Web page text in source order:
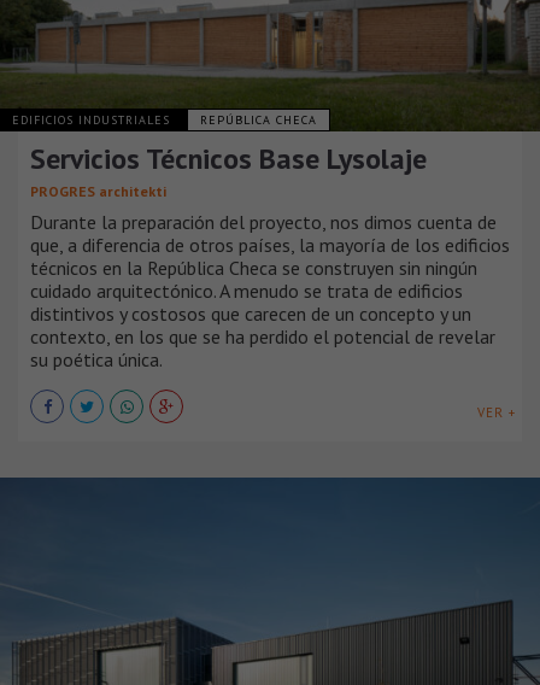
EDIFICIOS INDUSTRIALES REPÚBLICA CHECA
Servicios Técnicos Base Lysolaje
PROGRES architekti
Durante la preparación del proyecto, nos dimos cuenta de
que, a diferencia de otros países, la mayoría de los edificios
técnicos en la República Checa se construyen sin ningún
cuidado arquitectónico. A menudo se trata de edificios
distintivos y costosos que carecen de un concepto y un
contexto, en los que se ha perdido el potencial de revelar
su poética única.
VER +